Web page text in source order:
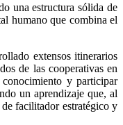
una estructura sólida de
humano que combina el
extensos itinerarios
de las cooperativas en
y participar
un aprendizaje que, al
facilitador estratégico y